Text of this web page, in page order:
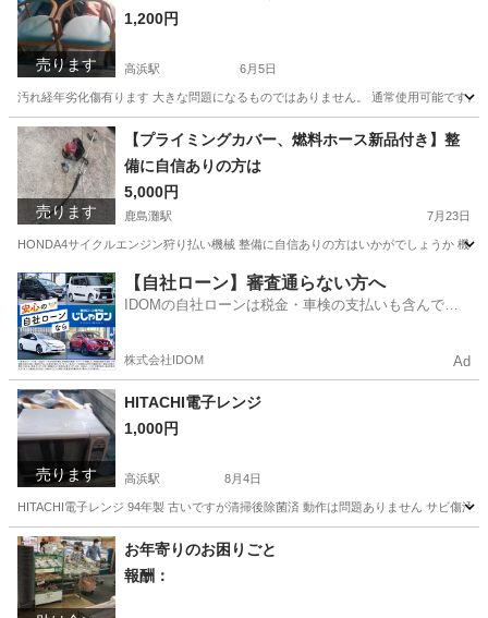
売ります
1,200円
高浜駅 6月5日
汚れ経年劣化傷有ります 大きな問題になるものではありません。 通常使用可能です
茨城 鉾田市 高浜駅 椅子
売ります
【プライミングカバー、燃料ホース新品付き】整
備に自信ありの方は
5,000円
鹿島灘駅 7月23日
HONDA4サイクルエンジン狩り払い機械 整備に自信ありの方はいかがでしょうか 機
茨城 鉾田市 鹿島灘駅 家庭用品
【自社ローン】審査通らない方へ
IDOMの自社ローンは税金・車検の支払いも含んでい
株式会社IDOM Ad
売ります
HITACHI電子レンジ
1,000円
高浜駅 8月4日
HITACHI電子レンジ 94年製 古いですが清掃後除菌済 動作は問題ありません サビ傷汚
茨城 鉾田市 高浜駅 キッチン家電
お年寄りのお困りごと
報酬：